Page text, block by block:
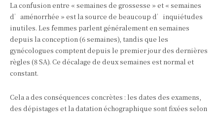
La confusion entre « semaines de grossesse » et « semaines
d’aménorrhée » est la source de beaucoup d’inquiétudes
inutiles. Les femmes parlent généralement en semaines
depuis la conception (6 semaines), tandis que les
gynécologues comptent depuis le premier jour des dernières
règles (8 SA). Ce décalage de deux semaines est normal et
constant.
Cela a des conséquences concrètes : les dates des examens,
des dépistages et la datation échographique sont fixées selon